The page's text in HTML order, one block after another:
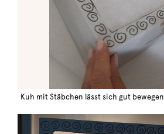
Kuh mit Stäbchen lässt sich gut bewegen